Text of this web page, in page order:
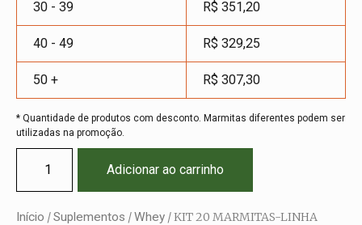
30 - 39 R$ 351,20
40 - 49 R$ 329,25
50 + R$ 307,30
* Quantidade de produtos com desconto. Marmitas diferentes podem ser
utilizadas na promoção.
Adicionar ao carrinho
Início /Suplementos /Whey / KIT 20 MARMITAS-LINHA